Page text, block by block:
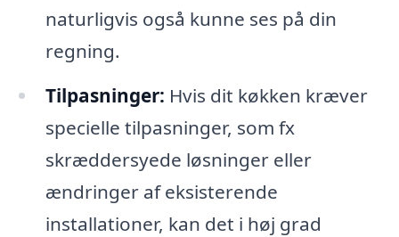
naturligvis også kunne ses på din
regning.
Tilpasninger: Hvis dit køkken kræver
specielle tilpasninger, som fx
skræddersyede løsninger eller
ændringer af eksisterende
installationer, kan det i høj grad